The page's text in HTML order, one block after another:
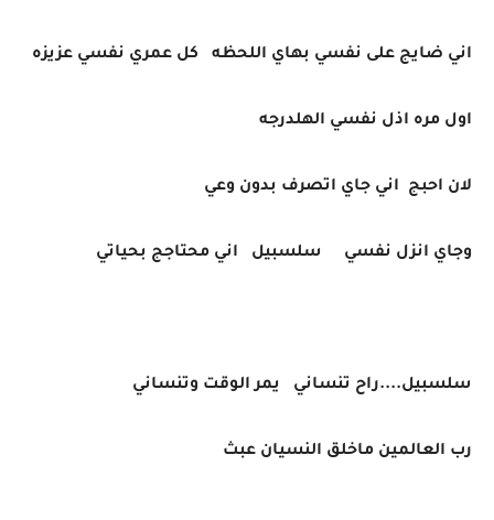
اني ضايج على نفسي بهاي اللحظه كل عمري نفسي عزيزه
اول مره اذل نفسي الهلدرجه
لان احبج اني جاي اتصرف بدون وعي
وجاي انزل نفسي سلسبيل اني محتاجج بحياتي
سلسبيل....راح تنساني يمر الوقت وتنساني
رب العالمين ماخلق النسيان عبث